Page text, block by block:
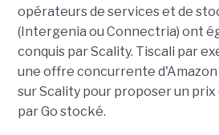
opérateurs de services et de
(Intergenia ou Connectria) ont
conquis par Scality. Tiscali par
une offre concurrente d'Amazon
sur Scality pour proposer un prix
par Go stocké.